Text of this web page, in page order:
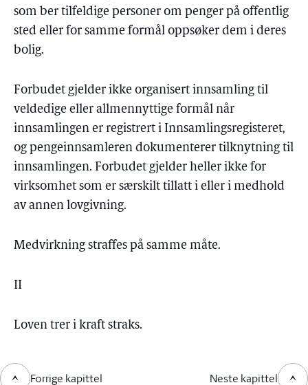
som ber tilfeldige personer om penger på offentlig
sted eller for samme formål oppsøker dem i deres
bolig.
Forbudet gjelder ikke organisert innsamling til
veldedige eller allmennyttige formål når
innsamlingen er registrert i Innsamlingsregisteret,
og pengeinnsamleren dokumenterer tilknytning til
innsamlingen. Forbudet gjelder heller ikke for
virksomhet som er særskilt tillatt i eller i medhold
av annen lovgivning.
Medvirkning straffes på samme måte.
II
Loven trer i kraft straks.
Forrige kapittel Neste kapittel